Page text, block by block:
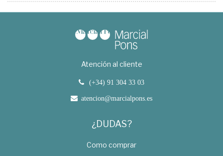
Atención al cliente
(+34) 91 304 33 03
atencion@marcialpons.es
¿DUDAS?
Como comprar